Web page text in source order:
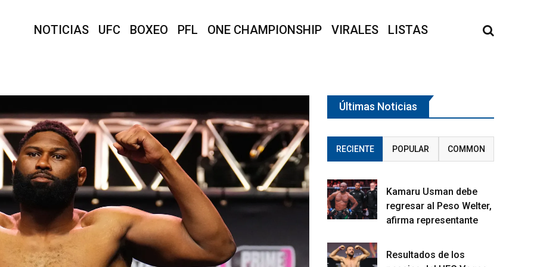
NOTICIAS UFC BOXEO PFL ONE CHAMPIONSHIP VIRALES LISTAS
Últimas Noticias
RECIENTE POPULAR COMMON
Kamaru Usman debe
regresar al Peso Welter,
afirma representante
Resultados de los